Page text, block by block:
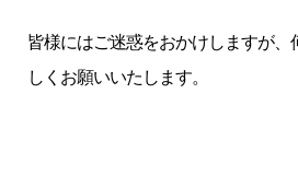
皆様にはご迷惑をおかけしますが、
しくお願いいたします。